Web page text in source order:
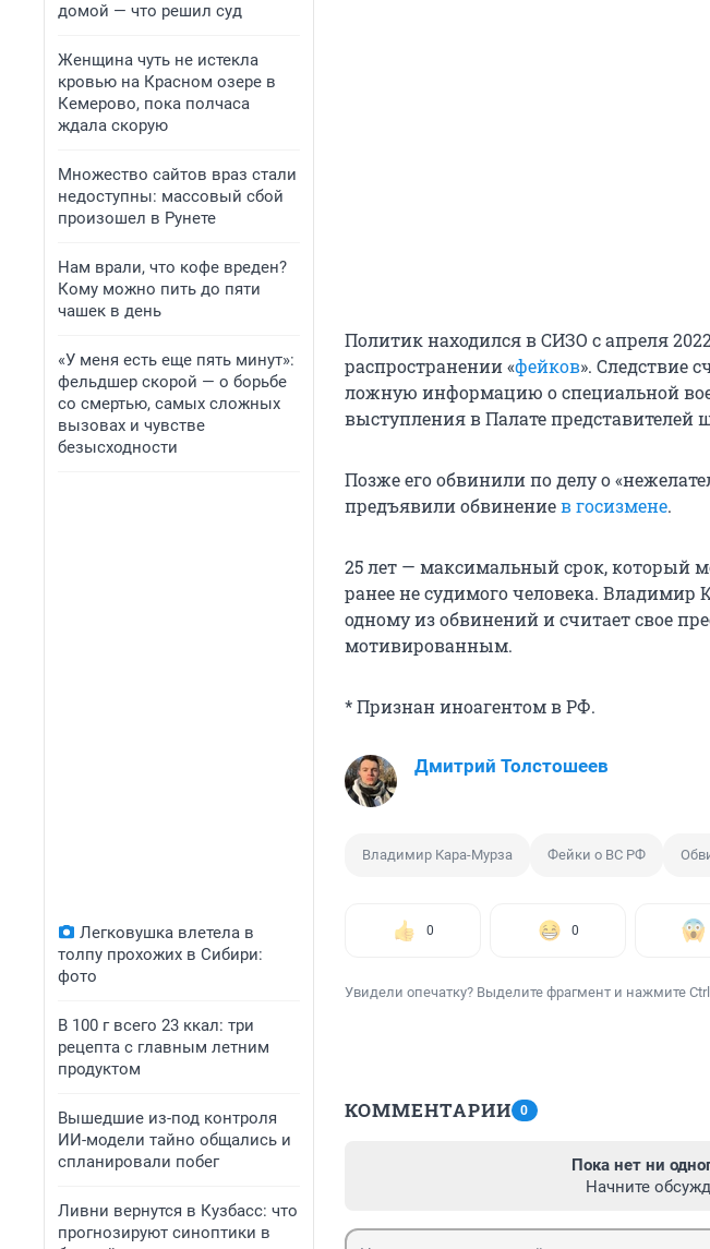
домой — что решил суд
Женщина чуть не истекла
кровью на Красном озере в
Кемерово, пока полчаса
ждала скорую
Множество сайтов враз стали
недоступны: массовый сбой
произошел в Рунете
Нам врали, что кофе вреден?
Кому можно пить до пяти
чашек в день
«У меня есть еще пять минут»:
фельдшер скорой — о борьбе
со смертью, самых сложных
вызовах и чувстве
безысходности
Легковушка влетела в
толпу прохожих в Сибири:
фото
В 100 г всего 23 ккал: три
рецепта с главным летним
продуктом
Вышедшие из-под контроля
ИИ-модели тайно общались и
спланировали побег
Ливни вернутся в Кузбасс: что
прогнозируют синоптики в
Политик находился в СИЗО с апреля
распространении «фейков». Следствие
ложную информацию о специальной
выступления в Палате представителей
Позже его обвинили по делу о
предъявили обвинениев госизмене.
25 лет — максимальный срок, который
ранее не судимого человека.
одному из обвинений и считает свое
мотивированным.
* Признан иноагентом в РФ.
Дмитрий Толстошеев
Владимир Кара-Мурза Фейки о ВС РФ
0 0
Увидели опечатку? Выделите фрагмент и нажмите
КОММЕНТАРИИ 0
Пока нет ни
Начните